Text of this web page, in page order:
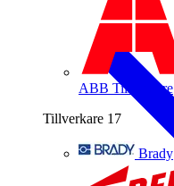
ABB Tillverkare
Tillverkare 17
Brady